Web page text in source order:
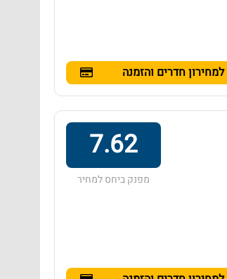
למחירון חדרים והזמנה
7.62
מפנק ביחס למחיר